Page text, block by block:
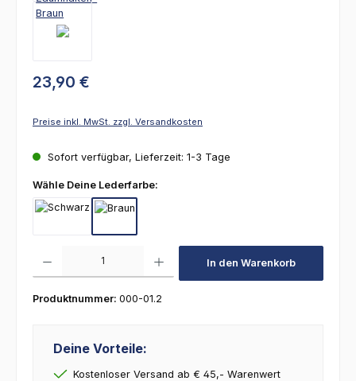
23,90 €
Preise inkl. MwSt. zzgl. Versandkosten
Sofort verfügbar, Lieferzeit: 1-3 Tage
Wähle Deine Lederfarbe:
In den Warenkorb
Produktnummer: 000-01.2
Deine Vorteile:
Kostenloser Versand ab € 45,- Warenwert